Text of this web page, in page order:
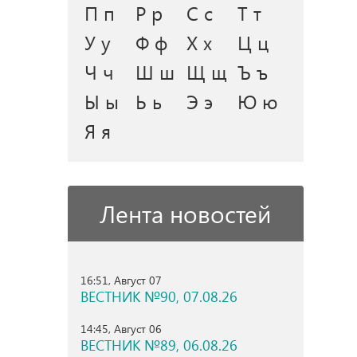
П п Р р С с
Т т
У у
Ф ф Х х
Ц ц
Ч ч
Ш ш Щ щ Ъ ъ
Ы ы
Ь ь Э э
Ю ю
Я я
Лента новостей
16:51, Август 07
ВЕСТНИК №90, 07.08.26
14:45, Август 06
ВЕСТНИК №89, 06.08.26